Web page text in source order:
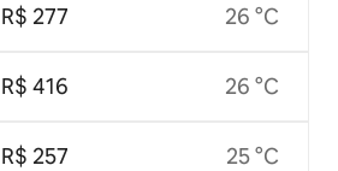
R$ 277
R$ 416
R$ 257
26 °C
26 °C
25 °C